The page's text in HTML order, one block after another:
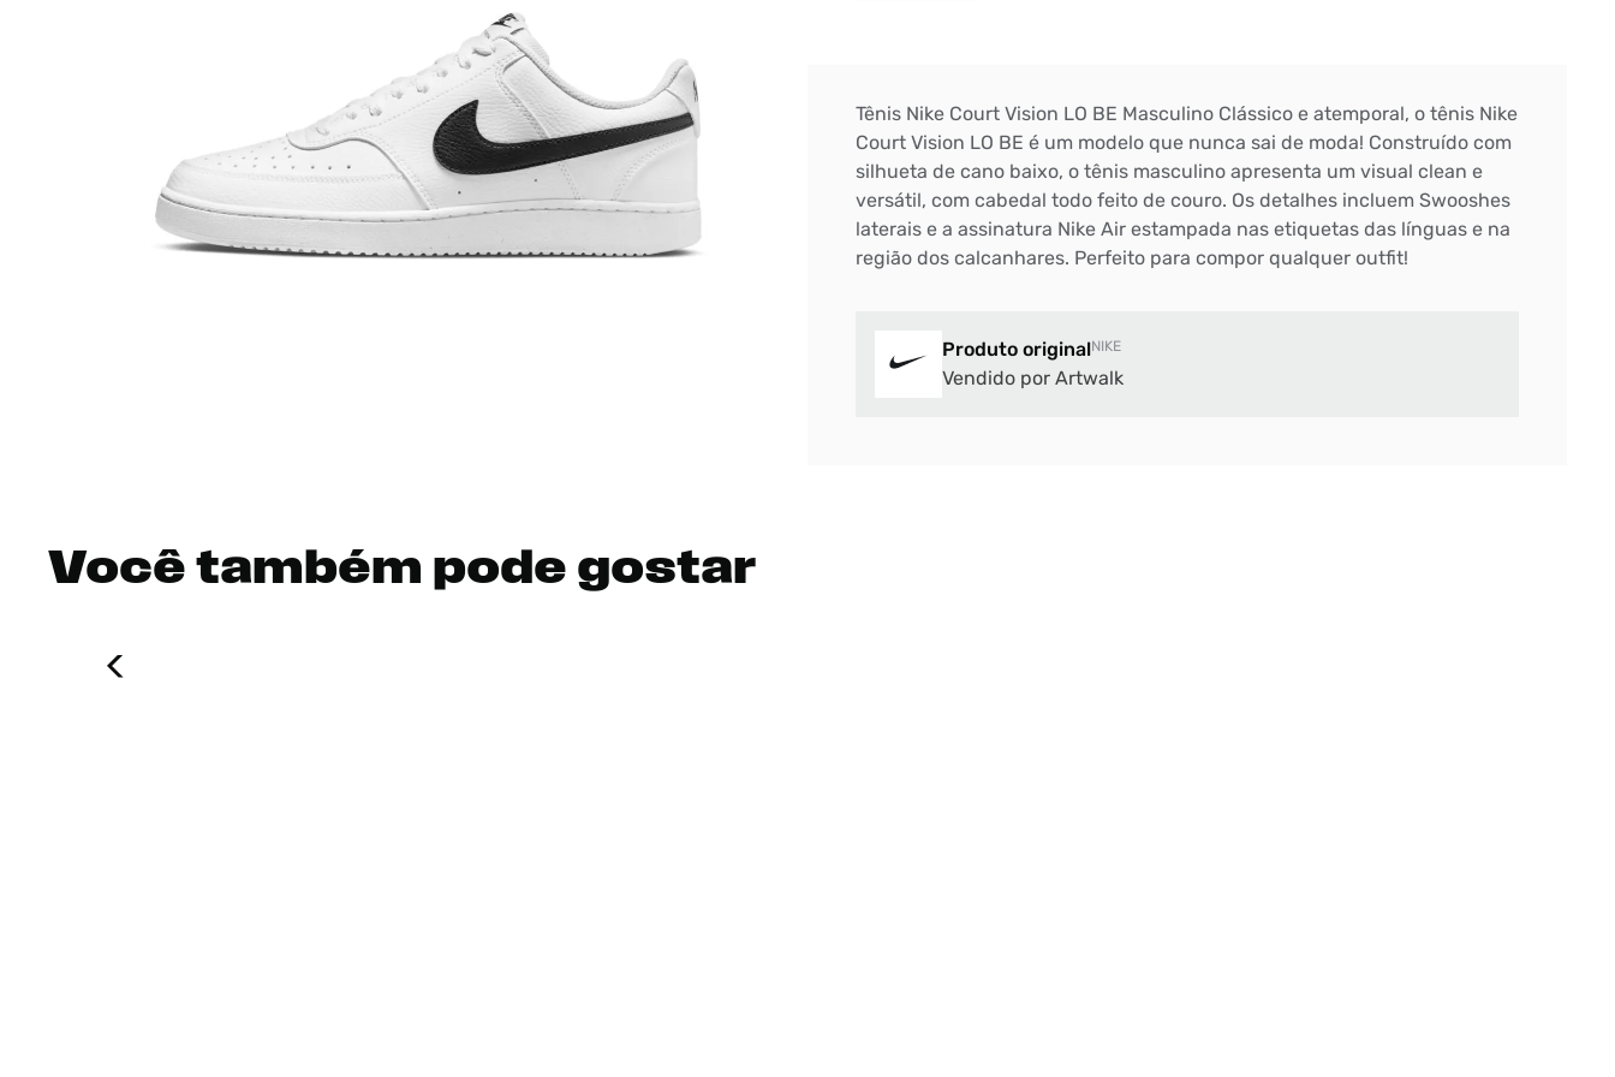
Tênis Nike Court Vision LO BE Masculino Clássico e atemporal, o tênis Nike
Court Vision LO BE é um modelo que nunca sai de moda! Construído com
silhueta de cano baixo, o tênis masculino apresenta um visual clean e
versátil, com cabedal todo feito de couro. Os detalhes incluem Swooshes
laterais e a assinatura Nike Air estampada nas etiquetas das línguas e na
região dos calcanhares. Perfeito para compor qualquer outfit!
Produto originalNIKE
Vendido por Artwalk
Você também pode gostar